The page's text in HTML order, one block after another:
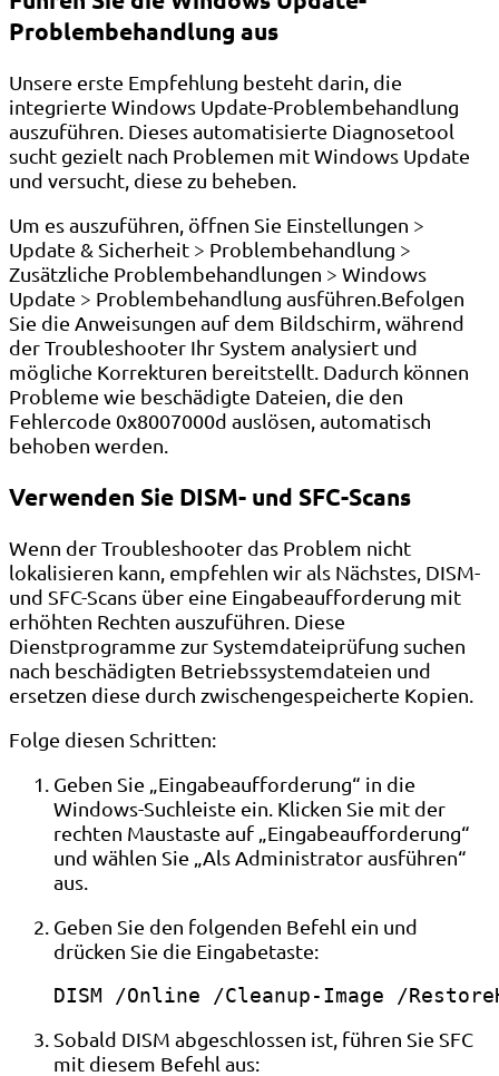
Problembehandlung aus
Unsere erste Empfehlung besteht darin, die
integrierte Windows Update-Problembehandlung
auszuführen. Dieses automatisierte Diagnosetool
sucht gezielt nach Problemen mit Windows Update
und versucht, diese zu beheben.
Um es auszuführen, öffnen Sie Einstellungen >
Update & Sicherheit > Problembehandlung >
Zusätzliche Problembehandlungen > Windows
Update > Problembehandlung ausführen.Befolgen
Sie die Anweisungen auf dem Bildschirm, während
der Troubleshooter Ihr System analysiert und
mögliche Korrekturen bereitstellt. Dadurch können
Probleme wie beschädigte Dateien, die den
Fehlercode 0x8007000d auslösen, automatisch
behoben werden.
Verwenden Sie DISM- und SFC-Scans
Wenn der Troubleshooter das Problem nicht
lokalisieren kann, empfehlen wir als Nächstes, DISM-
und SFC-Scans über eine Eingabeaufforderung mit
erhöhten Rechten auszuführen. Diese
Dienstprogramme zur Systemdateiprüfung suchen
nach beschädigten Betriebssystemdateien und
ersetzen diese durch zwischengespeicherte Kopien.
Folge diesen Schritten:
Geben Sie „Eingabeaufforderung“ in die
Windows-Suchleiste ein. Klicken Sie mit der
rechten Maustaste auf „Eingabeaufforderung“
und wählen Sie „Als Administrator ausführen“
aus.
Geben Sie den folgenden Befehl ein und
drücken Sie die Eingabetaste:
DISM /Online /Cleanup-Image /
Sobald DISM abgeschlossen ist, führen Sie SFC
mit diesem Befehl aus: